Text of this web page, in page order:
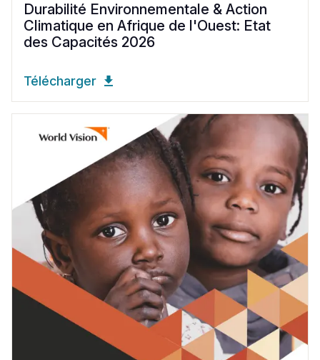
Durabilité Environnementale & Action
Climatique en Afrique de l'Ouest: Etat
des Capacités 2026
Télécharger